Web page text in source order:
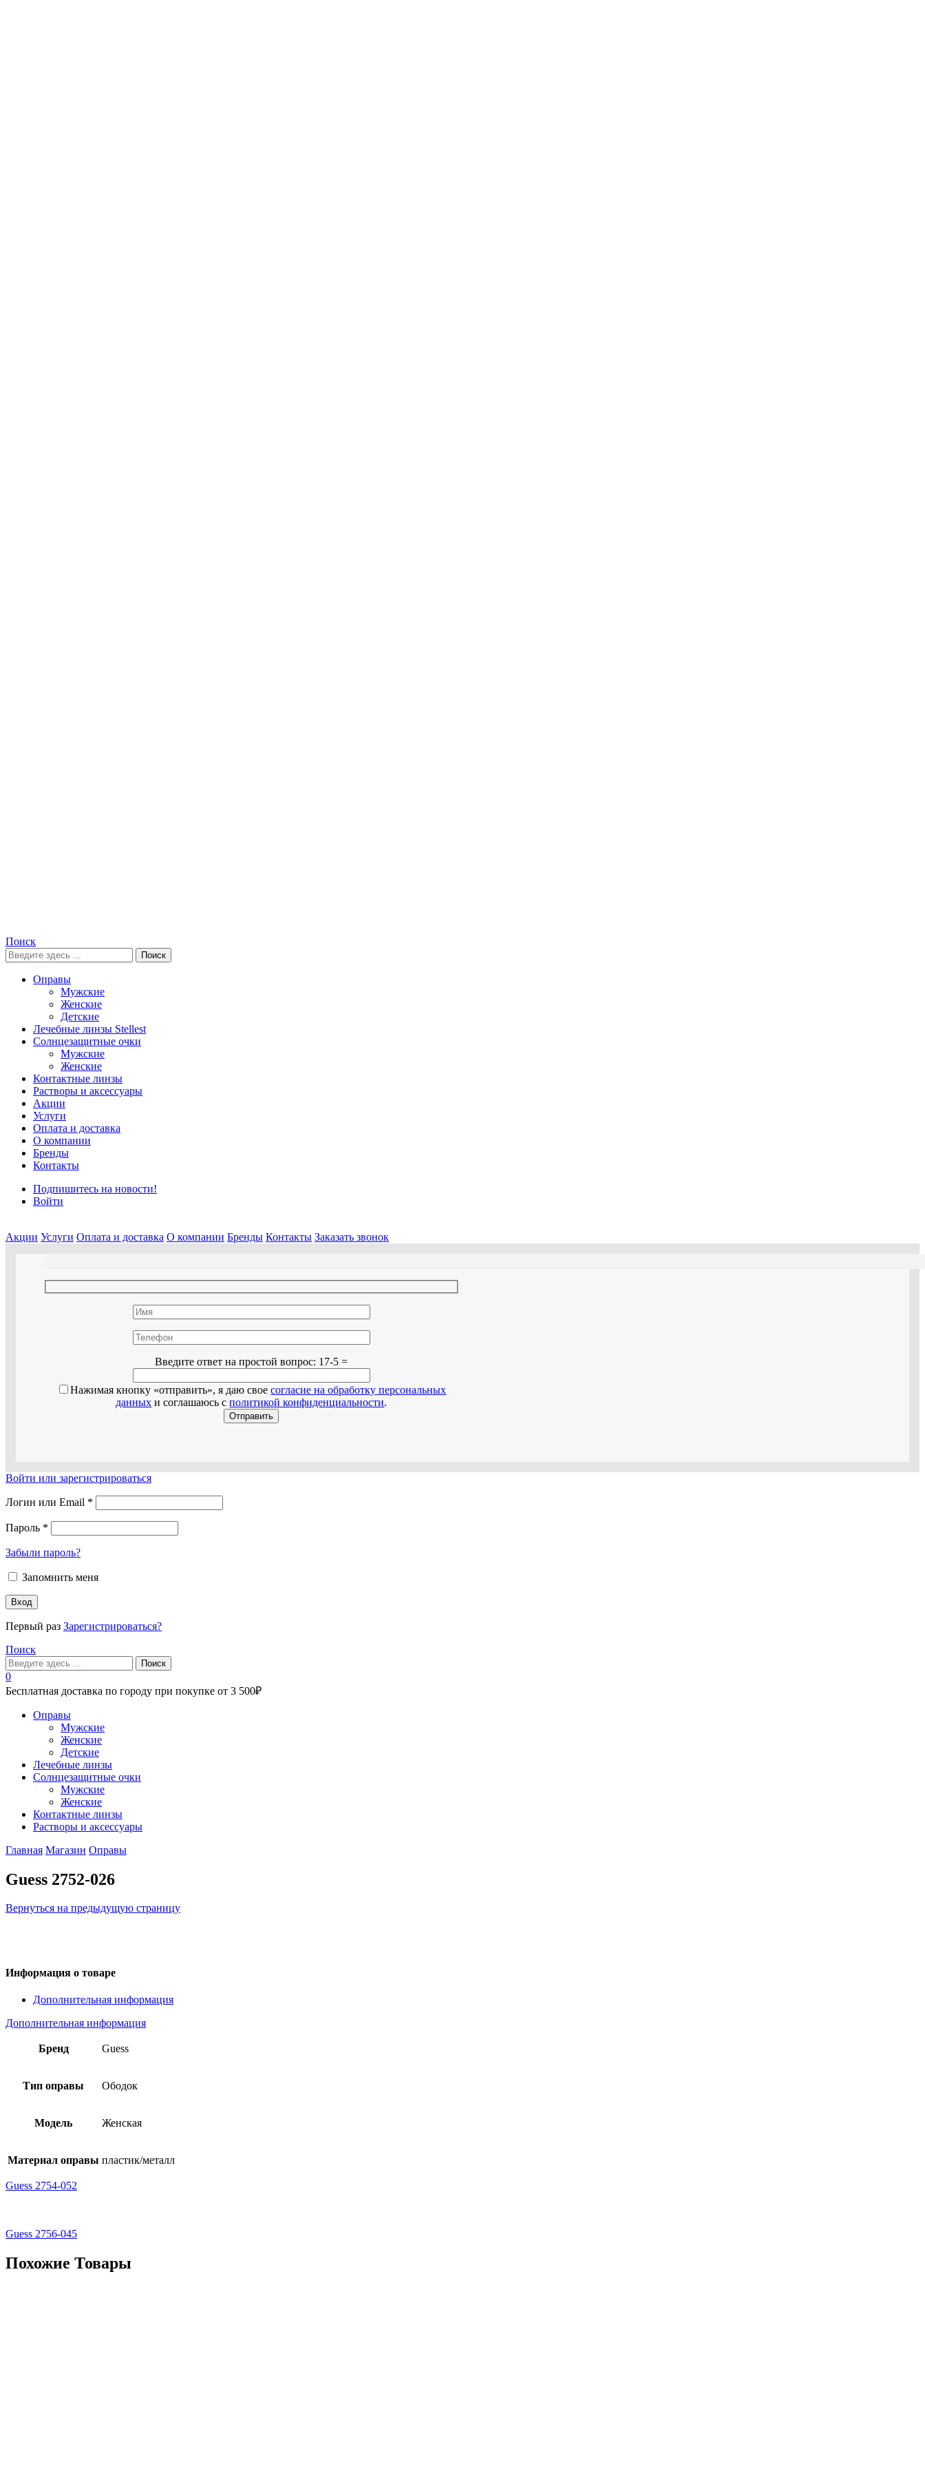
Поиск
Поиск
Оправы
Мужские
Женские
Детские
Лечебные линзы Stellest
Солнцезащитные очки
Мужские
Женские
Контактные линзы
Растворы и аксессуары
Акции
Услуги
Оплата и доставка
О компании
Бренды
Контакты
Подпишитесь на новости!
Войти
Акции Услуги Оплата и доставка О компании Бренды Контакты Заказать звонок
Введите ответ на простой вопрос: 17-5 =
Нажимая кнопку «отправить», я даю своесогласие на обработку персональных
данных и соглашаюсь сполитикой конфиденциальности.
Войти или зарегистрироваться
Логин или Email *
Пароль *
Забыли пароль?
Запомнить меня
Вход
Первый раз Зарегистрироваться?
Поиск
Поиск
0
Бесплатная доставка по городу при покупке от 3 500₽
Оправы
Мужские
Женские
Детские
Лечебные линзы
Солнцезащитные очки
Мужские
Женские
Контактные линзы
Растворы и аксессуары
Главная Магазин Оправы
Guess 2752-026
Вернуться на предыдущую страницу
Информация о товаре
Дополнительная информация
Дополнительная информация
Бренд Guess
Тип оправы Ободок
Модель Женская
Материал оправы пластик/металл
Guess 2754-052
Guess 2756-045
Похожие Товары